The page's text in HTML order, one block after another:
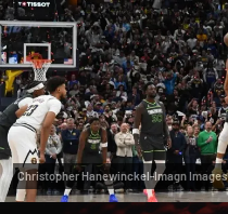
Christopher Hanewinckel-Imagn Images